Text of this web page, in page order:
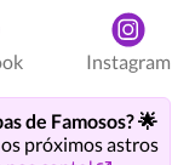
Instagram
de Famosos? 🌟
próximos astros